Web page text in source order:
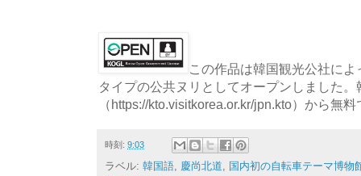
この作品は韓国観光公社に
タイプの公共ヌリとしてオープンしました。
（https://kto.visitkorea.or.kr/jpn.kto）から無
時刻: 9:03
ラベル: 韓国語, 慶尚北道, 国内初の自転車テーマ博物